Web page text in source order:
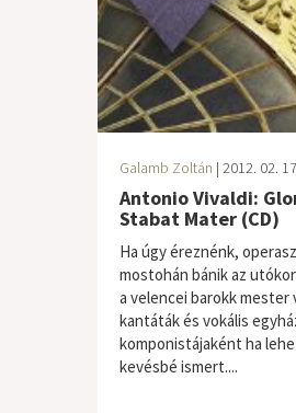
Galamb Zoltán | 2012. 02.
Antonio Vivaldi:
Stabat Mater (CD)
Ha úgy éreznénk,
mostohán bánik az
a velencei barokk mester
kantáták és vokális
komponistájaként ha
kevésbé ismert....